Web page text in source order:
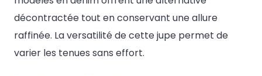
décontractée tout en conservant une allure
raffinée. La versatilité de cette jupe permet de
varier les tenues sans effort.